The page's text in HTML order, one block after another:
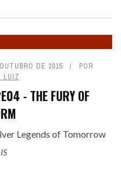
DE 2015
POR
LUIZ
- THE FURY OF
Legends of Tomorrow